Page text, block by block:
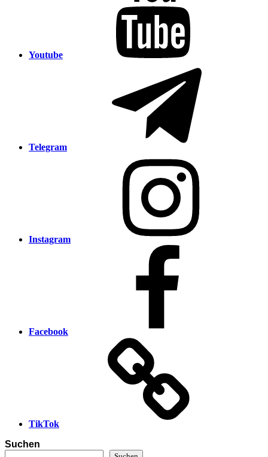
Youtube
Telegram
Instagram
Facebook
TikTok
Suchen